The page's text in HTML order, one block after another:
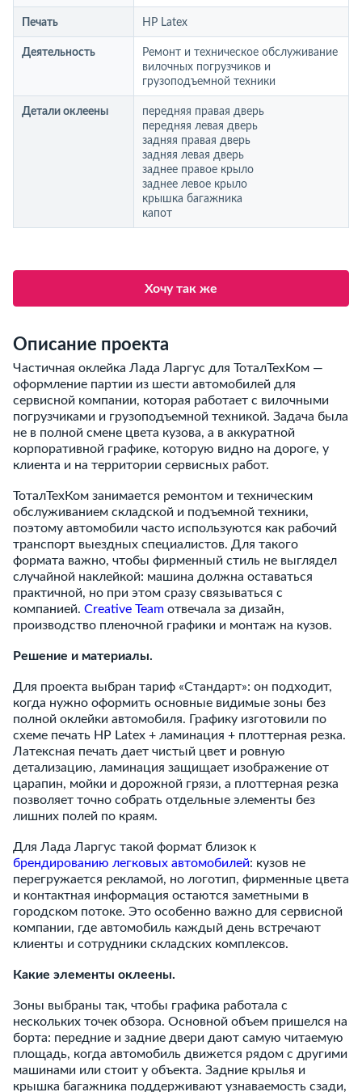
Печать HP Latex
Деятельность
Ремонт и техническое обслуживание
вилочных погрузчиков и
грузоподъемной техники
Детали оклеены
передняя правая дверь
передняя левая дверь
задняя правая дверь
задняя левая дверь
заднее правое крыло
заднее левое крыло
крышка багажника
капот
Хочу так же
Описание проекта
Частичная оклейка Лада Ларгус для ТоталТехКом —
оформление партии из шести автомобилей для
сервисной компании, которая работает с вилочными
погрузчиками и грузоподъемной техникой. Задача была
не в полной смене цвета кузова, а в аккуратной
корпоративной графике, которую видно на дороге, у
клиента и на территории сервисных работ.
ТоталТехКом занимается ремонтом и техническим
обслуживанием складской и подъемной техники,
поэтому автомобили часто используются как рабочий
транспорт выездных специалистов. Для такого
формата важно, чтобы фирменный стиль не выглядел
случайной наклейкой: машина должна оставаться
практичной, но при этом сразу связываться с
компанией. Creative Team отвечала за дизайн,
производство пленочной графики и монтаж на кузов.
Решение и материалы.
Для проекта выбран тариф «Стандарт»: он подходит,
когда нужно оформить основные видимые зоны без
полной оклейки автомобиля. Графику изготовили по
схеме печать HP Latex + ламинация + плоттерная резка.
Латексная печать дает чистый цвет и ровную
детализацию, ламинация защищает изображение от
царапин, мойки и дорожной грязи, а плоттерная резка
позволяет точно собрать отдельные элементы без
лишних полей по краям.
Для Лада Ларгус такой формат близок к
брендированию легковых автомобилей: кузов не
перегружается рекламой, но логотип, фирменные цвета
и контактная информация остаются заметными в
городском потоке. Это особенно важно для сервисной
компании, где автомобиль каждый день встречают
клиенты и сотрудники складских комплексов.
Какие элементы оклеены.
Зоны выбраны так, чтобы графика работала с
нескольких точек обзора. Основной объем пришелся на
борта: передние и задние двери дают самую читаемую
площадь, когда автомобиль движется рядом с другими
машинами или стоит у объекта. Задние крылья и
крышка багажника поддерживают узнаваемость сзади,